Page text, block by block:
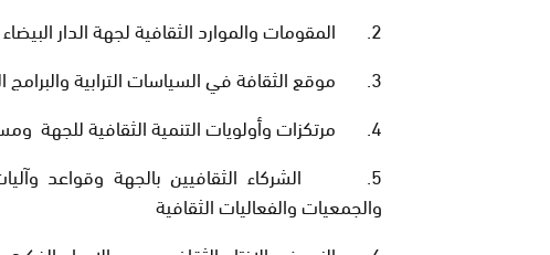
2. المقومات والموارد الثقافية لجهة الدار البيضاء سطات الجديدة ورصيدها وإمكاناتها
3. موقع الثقافة في السياسات الترابية والبرامج التنموية للجهة وحكامتها
4. مرتكزات وأولويات التنمية الثقافية للجهة ومسؤولياتها وآلياتها
5. الشركاء الثقافيين بالجهة وقواعد
والجمعيات والفعاليات الثقافية